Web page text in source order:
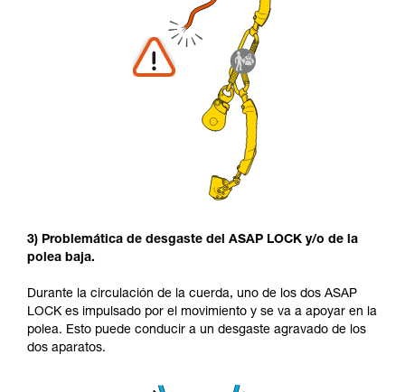
3) Problemática de desgaste del ASAP LOCK y/o de la
polea baja.
Durante la circulación de la cuerda, uno de los dos ASAP
LOCK es impulsado por el movimiento y se va a apoyar en la
polea. Esto puede conducir a un desgaste agravado de los
dos aparatos.